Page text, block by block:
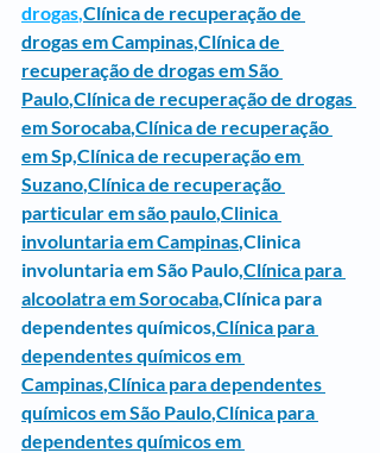
drogas,Clínica de recuperação de
drogas em Campinas,Clínica de
recuperação de drogas em São
Paulo,Clínica de recuperação de drogas
em Sorocaba,Clínica de recuperação
em Sp,Clínica de recuperação em
Suzano,Clínica de recuperação
particular em são paulo,Clinica
involuntaria em Campinas,Clinica
involuntaria em São Paulo,Clínica para
alcoolatra em Sorocaba,Clínica para
dependentes químicos,Clínica para
dependentes químicos em
Campinas,Clínica para dependentes
químicos em São Paulo,Clínica para
dependentes químicos em